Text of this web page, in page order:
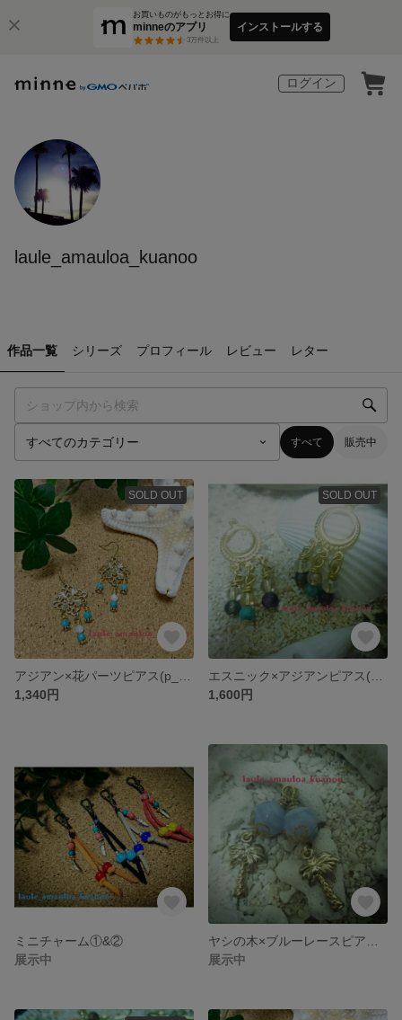
お買いものがもっとお得に
minneのアプリ
3万件以上
インストールする
ログイン
laule_amauloa_kuanoo
作品一覧 シリーズ プロフィール レビュー レター
すべて 販売中
SOLD OUT
1,340円
SOLD OUT
1,600円
ミニチャーム①&②
展示中
展示中